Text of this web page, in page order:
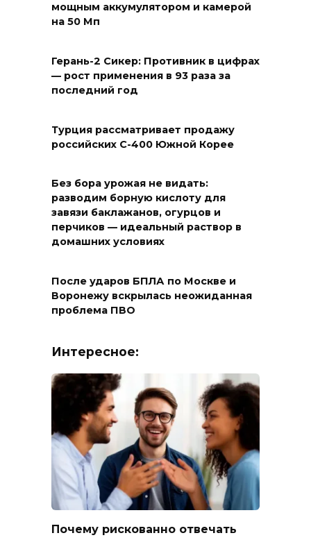
мощным аккумулятором и камерой
на 50 Мп
Герань-2 Сикер: Противник в цифрах
— рост применения в 93 раза за
последний год
Турция рассматривает продажу
российских С-400 Южной Корее
Без бора урожая не видать:
разводим борную кислоту для
завязи баклажанов, огурцов и
перчиков — идеальный раствор в
домашних условиях
После ударов БПЛА по Москве и
Воронежу вскрылась неожиданная
проблема ПВО
Интересное:
Почему рискованно отвечать